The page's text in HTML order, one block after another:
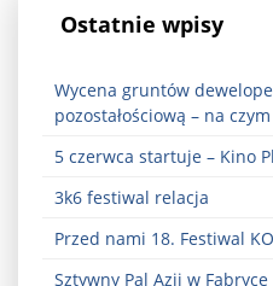
Ostatnie wpisy
Wycena gruntów
pozostałościową – na
5 czerwca startuje – Kino
3k6 festiwal relacja
Przed nami 18. Festiwal
Sztywny Pal Azji w Fabryce